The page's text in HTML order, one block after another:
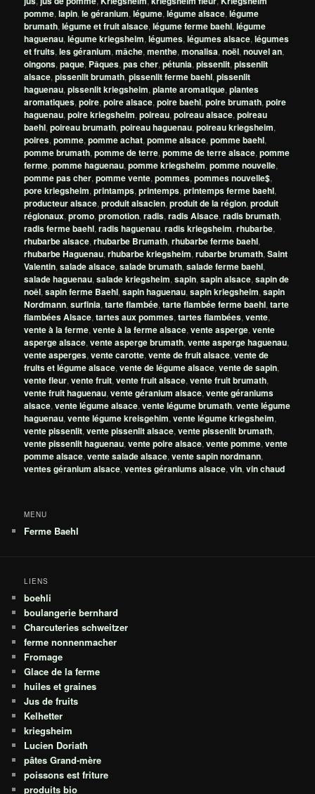
pomme,lapin,le géranium,légume,légume alsace,légume
brumath,légume et fruit alsace,légume ferme baehl,légume
haguenau,légume kriegsheim,légumes,légumes alsace,légumes
et fruits,les géranium,mâche,menthe,monalisa,noël,nouvel an,
oingons,paque, Pâques,pas cher,pétunia,pissenlit,pissenlit
alsace,pissenlit brumath,pissenlit ferme baehl,pissenlit
haguenau,pissenlit kriegsheim,plante aromatique,plantes
aromatiques,poire,poire alsace,poire baehl,poire brumath,poire
haguenau,poire kriegsheim,poireau,poireau alsace,poireau
baehl,poireau brumath,poireau haguenau,poireau kriegsheim,
poires,pomme,pomme achat,pomme alsace,pomme baehl,
pomme brumath,pomme de terre,pomme de terre alsace,pomme
ferme,pomme haguenau,pomme kriegsheim,pomme nouvelle,
pomme pas cher,pomme vente,pommes,pommes nouvelle$,
pore kriegsheim,printamps,printemps,printemps ferme baehl,
producteur alsace,produit alsacien,produit de la région,produit
régionaux,promo,promotion,radis,radis Alsace,radis brumath,
radis ferme baehl,radis haguenau,radis kriegsheim,rhubarbe,
rhubarbe alsace,rhubarbe Brumath,rhubarbe ferme baehl,
rhubarbe Haguenau,rhubarbe kriegsheim,rubarbe brumath,Saint
Valentin,salade alsace,salade brumath,salade ferme baehl,
salade haguenau,salade kriegsheim,sapin,sapin alsace,sapin de
noêl,sapin ferme Baehl,sapin haguenau,sapin kriegsheim,sapin
Nordmann,surfinia,tarte flambée,tarte flambée ferme baehl,tarte
flambées Alsace,tartes aux pommes,tartes flambées,vente,
vente à la ferme,vente à la ferme alsace,vente asperge,vente
asperge alsace,vente asperge brumath,vente asperge haguenau,
vente asperges,vente carotte,vente de fruit alsace,vente de
fruits et légume alsace,vente de légume alsace,vente de sapin,
vente fleur,vente fruit,vente fruit alsace,vente fruit brumath,
vente fruit haguenau,vente géranium alsace,vente géraniums
alsace,vente légume alsace,vente légume brumath,vente légume
haguenau,vente légume kreisgehim,vente légume kriegsheim,
vente pissenlit,vente pissenlit alsace,vente pissenlit brumath,
vente pissenlit haguenau,vente poire alsace,vente pomme,vente
pomme alsace,vente salade alsace,vente sapin nordmann,
ventes géranium alsace,ventes géraniums alsace,vin,vin chaud
MENU
Ferme Baehl
LIENS
boehli
boulangerie bernhard
Charcuteries schweitzer
ferme nonnenmacher
Fromage
Glace de la ferme
huiles et graines
Jus de fruits
Kelhetter
kriegsheim
Lucien Doriath
pâtes Grand-mère
poissons est friture
produits bio